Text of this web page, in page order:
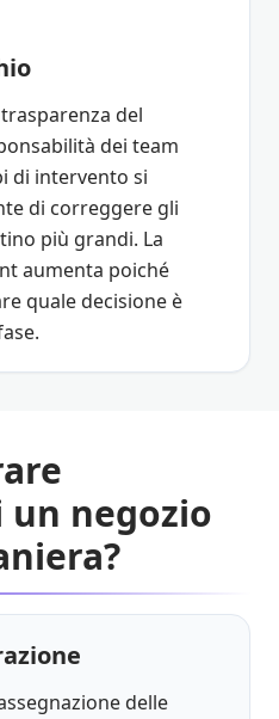
del
dei team
di intervento si
di correggere gli
più grandi. La
aumenta poiché
quale decisione è
negozio
delle